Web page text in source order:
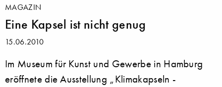
MAGAZIN
Eine Kapsel ist nicht genug
15.06.2010
Im Museum für Kunst und Gewerbe in Hamburg
eröffnete die Ausstellung „Klimakapseln -